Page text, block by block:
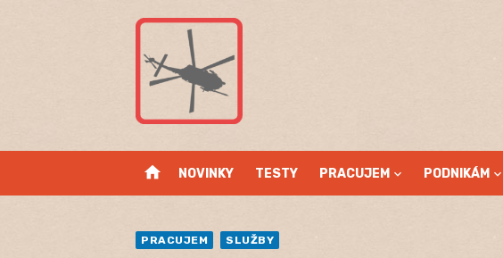
home NOVINKY TESTY PRACUJEM PODNIKÁM
PRACUJEM SLUŽBY